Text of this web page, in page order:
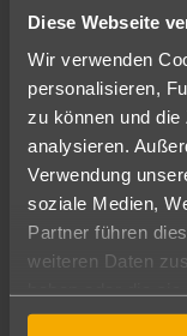
Diese Webseite
Wir verwenden
personalisieren,
zu können und
analysieren.
Verwendung
soziale Medien,
Partner führen
weiteren Daten
gesammelt haben.
Ändere die Kriterien
Abflughafen
Alle
08.08.26–